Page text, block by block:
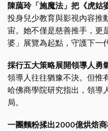
陳藹玲「施魔法」把《虎姑
投身兒少教育與影視內容推
宙。她不僅是慈善推手，更
婆」展覽為起點，守護下一
採行五大策略展開領導人勇
領導人往往猶豫不決。但惟
哈佛商學院研究指出，領導
局。
一團麵粉揉出2000億烘焙